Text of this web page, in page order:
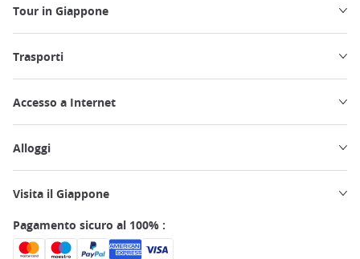
Tour in Giappone
Trasporti
Accesso a Internet
Alloggi
Visita il Giappone
Pagamento sicuro al 100% :